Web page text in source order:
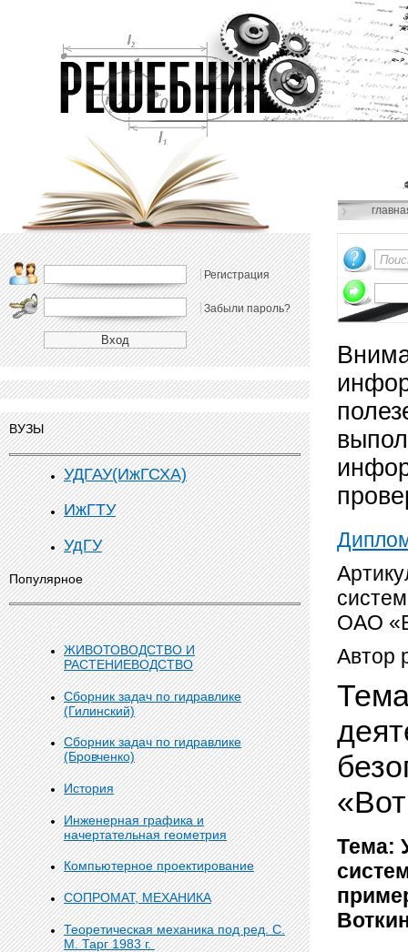
Регистрация
Забыли пароль?
ВУЗЫ
УДГАУ(ИжГСХА)
ИжГТУ
УдГУ
Популярное
ЖИВОТОВОДСТВО И
РАСТЕНИЕВОДСТВО
Сборник задач по гидравлике
(Гилинский)
Сборник задач по гидравлике
(Бровченко)
История
Инженерная графика и
начертательная геометрия
Компьютерное проектирование
СОПРОМАТ, МЕХАНИКА
Теоретическая механика под ред. С.
М. Тарг 1983 г.
ОАО
Автор
Тема: